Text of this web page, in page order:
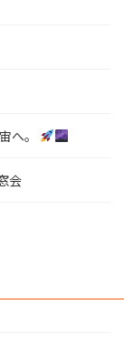
へ。
会